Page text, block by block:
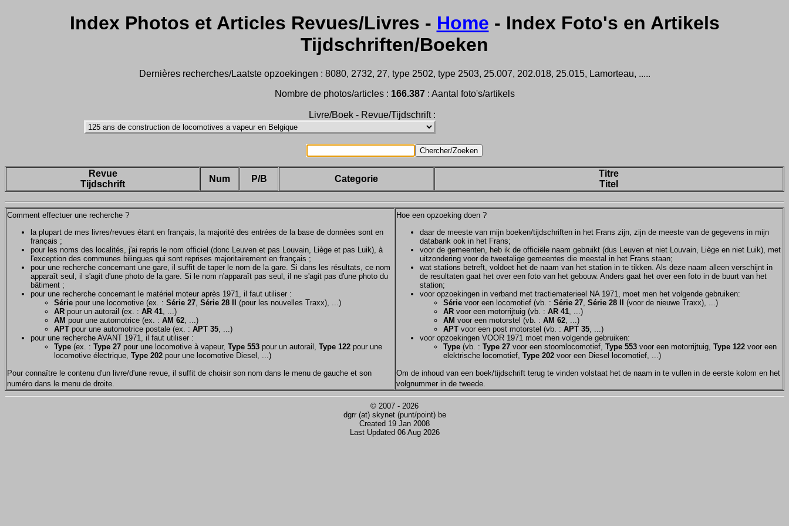
Index Photos et Articles Revues/Livres - Home - Index Foto's en Artikels
Tijdschriften/Boeken
Dernières recherches/Laatste opzoekingen : 8080, 2732, 27, type 2502, type 2503, 25.007, 202.018, 25.015, Lamorteau, .....
Nombre de photos/articles : 166.387: Aantal foto's/artikels
Livre/Boek - Revue/Tijdschrift :
Revue
Tijdschrift
Num P/B Categorie
Titre
Titel
Comment effectuer une recherche ?
la plupart de mes livres/revues étant en français, la majorité des entrées de la base de données sont en
français ;
pour les noms des localités, j'ai repris le nom officiel (donc Leuven et pas Louvain, Liège et pas Luik), à
l'exception des communes bilingues qui sont reprises majoritairement en français ;
pour une recherche concernant une gare, il suffit de taper le nom de la gare. Si dans les résultats, ce nom
apparaît seul, il s'agit d'une photo de la gare. Si le nom n'apparaît pas seul, il ne s'agit pas d'une photo du
bâtiment ;
pour une recherche concernant le matériel moteur après 1971, il faut utiliser :
Série pour une locomotive (ex. : Série 27 Série 28 II
(pour les nouvelles Traxx), ...)
AR pour un autorail (ex. : AR 41 , ...)
AM pour une automotrice (ex. : AM 62 , ...)
APT pour une automotrice postale (ex. : APT 35 , ...)
pour une recherche AVANT 1971, il faut utiliser :
Type (ex. : Type 27 pour une locomotive à vapeur, Type 553 pour un autorail, Type 122 pour une
locomotive électrique, Type 202 pour une locomotive Diesel, ...)
Pour connaître le contenu d'un livre/d'une revue, il suffit de choisir son nom dans le menu de gauche et son
numéro dans le menu de droite.
Hoe een opzoeking doen ?
daar de meeste van mijn boeken/tijdschriften in het Frans zijn, zijn de meeste van de gegevens in mijn
databank ook in het Frans;
voor de gemeenten, heb ik de officiële naam gebruikt (dus Leuven et niet Louvain, Liège en niet Luik), met
uitzondering voor de tweetalige gemeentes die meestal in het Frans staan;
wat stations betreft, voldoet het de naam van het station in te tikken. Als deze naam alleen verschijnt in
de resultaten gaat het over een foto van het gebouw. Anders gaat het over een foto in de buurt van het
station;
voor opzoekingen in verband met tractiematerieel NA 1971, moet men het volgende gebruiken:
Série voor een locomotief (vb. : Série 27 Série 28 II
(voor de nieuwe Traxx), ...)
AR voor een motorrijtuig (vb. : AR 41 , ...)
AM voor een motorstel (vb. : AM 62 , ...)
APT voor een post motorstel (vb. : APT 35 , ...)
voor opzoekingen VOOR 1971 moet men volgende gebruiken:
Type (vb. : Type 27 voor een stoomlocomotief, Type 553 voor een motorrijtuig, Type 122 voor een
elektrische locomotief, Type 202 voor een Diesel locomotief, ...)
Om de inhoud van een boek/tijdschrift terug te vinden volstaat het de naam in te vullen in de eerste kolom en het
volgnummer in de tweede.
© 2007 - 2026
dgrr (at) skynet (punt/point) be
Created 19 Jan 2008
Last Updated 06 Aug 2026